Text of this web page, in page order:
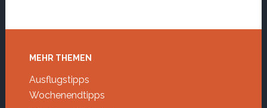
Footer
MEHR THEMEN
Ausflugstipps
Wochenendtipps